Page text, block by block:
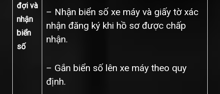
đợi và
nhận
biển
số
– Nhận biển số xe máy và giấy tờ xác
nhận đăng ký khi hồ sơ được chấp
nhận.
– Gắn biển số lên xe máy theo quy
định.